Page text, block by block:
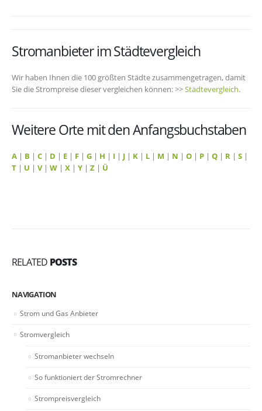
Stromanbieter im Städtevergleich
Wir haben Ihnen die 100 größten Städte zusammengetragen, damit
Sie die Strompreise dieser vergleichen können: >>Städtevergleich.
Weitere Orte mit den Anfangsbuchstaben
A | B | C | D | E | F | G | H | I | J | K | L | M | N | O | P | Q | R | S |
T | U | V| W | X | Y | Z | Ü
RELATED POSTS
NAVIGATION
Strom und Gas Anbieter
Stromvergleich
Stromanbieter wechseln
So funktioniert der Stromrechner
Strompreisvergleich